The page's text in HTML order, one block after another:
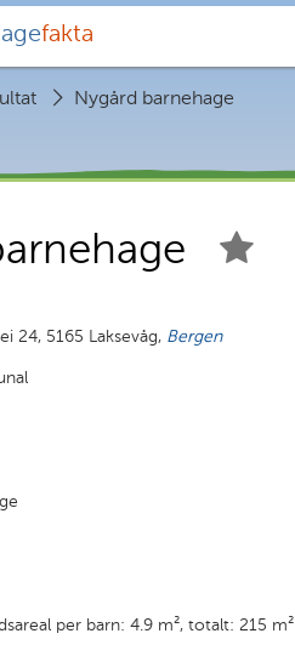
fakta
Nygård barnehage
24, 5165 Laksevåg, Bergen
per barn: 4.9 m², totalt: 215 m²